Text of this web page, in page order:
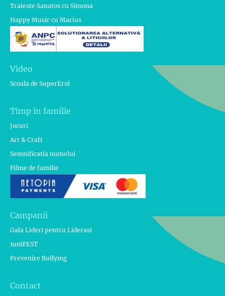
Traieste Sanatos cu Simona
Happy Music cu Marius
Video
Scoala de SuperEroi
Timp in familie
Jocuri
Art & Craft
Semnificatia numelui
Filme de familie
Campanii
Gala Lideri pentru Liderasi
1uniFEST
Prevenire Bullying
Contact